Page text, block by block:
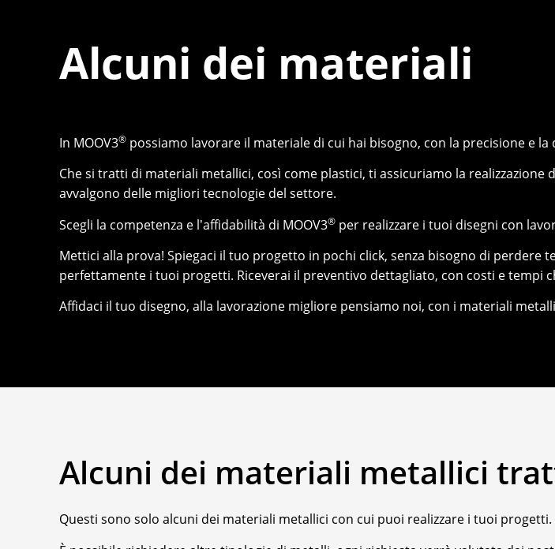
Alcuni dei materiali
In MOOV3® possiamo lavorare il materiale di cui hai bisogno, con la precisione e la
Che si tratti di materiali metallici, così come plastici, ti assicuriamo la
avvalgono delle migliori tecnologie del settore.
Scegli la competenza e l’affidabilità di MOOV3® per realizzare i tuoi disegni con
Mettici alla prova! Spiegaci il tuo progetto in pochi click, senza bisogno di
perfettamente i tuoi progetti. Riceverai il preventivo dettagliato, con costi e tempi
Affidaci il tuo disegno, alla lavorazione migliore pensiamo noi, con i materiali
Alcuni dei materiali metallici
Questi sono solo alcuni dei materiali metallici con cui puoi realizzare i tuoi progetti.